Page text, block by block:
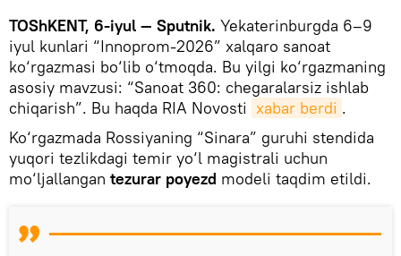
TOShKENT, 6-iyul — Sputnik. Yekaterinburgda 6–9
iyul kunlari “Innoprom-2026” xalqaro sanoat
ko‘rgazmasi bo‘lib o‘tmoqda. Bu yilgi ko‘rgazmaning
asosiy mavzusi: “Sanoat 360: chegaralarsiz ishlab
chiqarish”. Bu haqda RIA Novosti xabar berdi .
Ko‘rgazmada Rossiyaning “Sinara” guruhi stendida
yuqori tezlikdagi temir yo‘l magistrali uchun
mo‘ljallangan tezurar poyezd modeli taqdim etildi.